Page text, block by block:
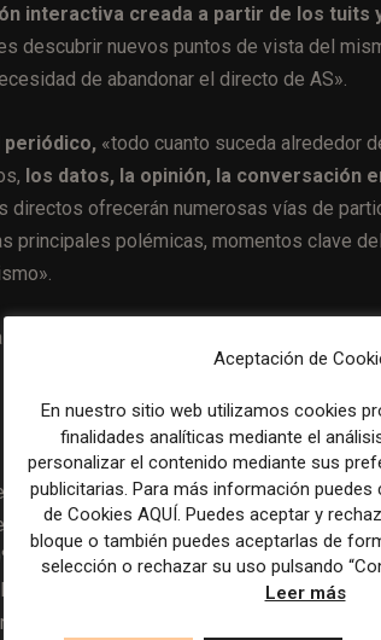
interactiva creada a partir de los tuits
descubrir nuevos puntos de vista del
de abandonar el directo de AS».
periódico, «todo cuanto suceda alrededor
los datos, la opinión, la conversación
directos ofrecerán numerosas vías de
principales polémicas, momentos clave
española especializada en desarrollos
también en el aspecto técnico.Los
la parte de WPO (mejora del
responsivo)y estándar tecnológico, con
publicitaria. Se ha prestado
a las demandas del mercado actual
Aceptación de
En nuestro sitio web utilizamos cookies
finalidades analíticas mediante el
personalizar el contenido mediante sus
publicitarias. Para más información
de Cookies AQUÍ. Puedes aceptar y
bloque o también puedes aceptarlas de
selección o rechazar su uso pulsando
Leer más